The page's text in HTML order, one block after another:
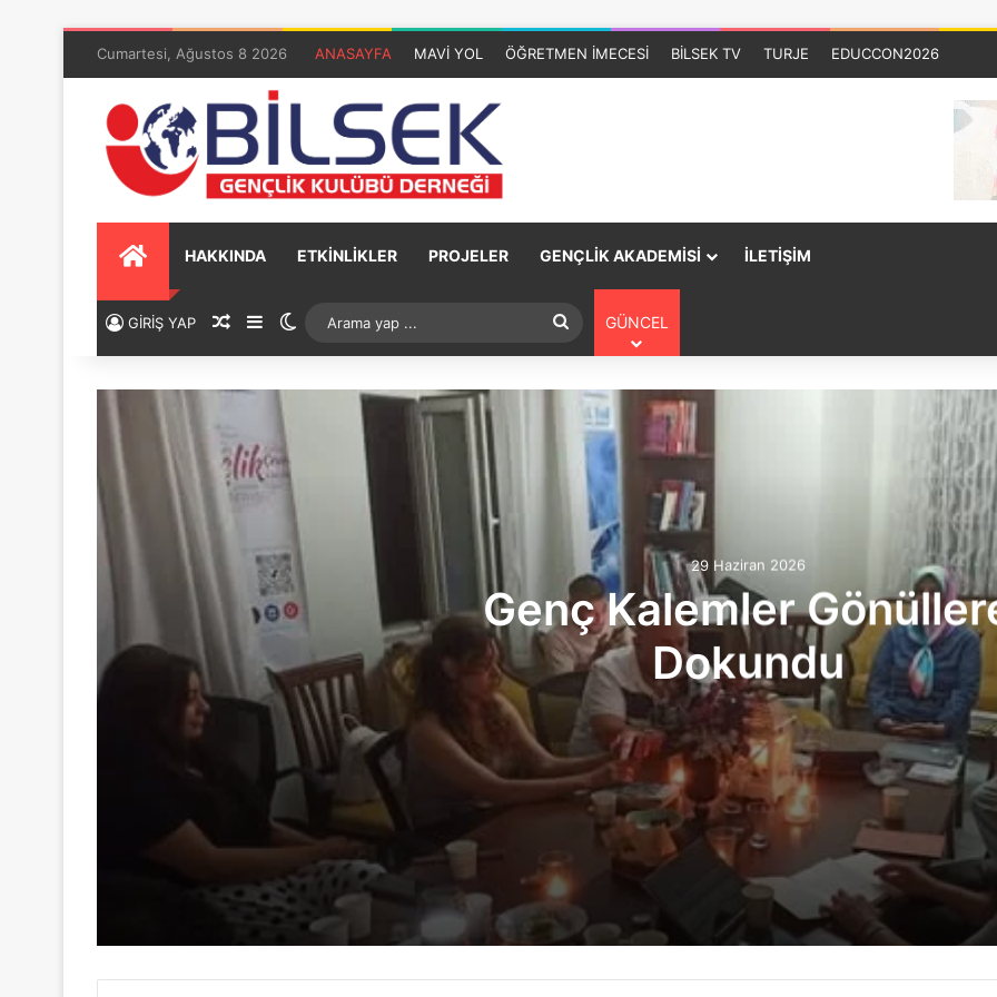
Cumartesi, Ağustos 8 2026 ANASAYFA MAVİ YOL ÖĞRETMEN İMECESİ BİLSEK TV TURJE EDUCCON2026
HAKKINDA ETKİNLİKLER PROJELER GENÇLİK AKADEMİSİ İLETİŞİM
GİRİŞ YAP GÜNCEL
29 Haziran 2026
Genç Kalemler
Dokundu
Genç Kalemler Gönüllere Dokundu